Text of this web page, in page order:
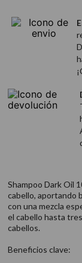
Shampoo Dark Oil
cabello, aportando
con una mezcla
el cabello hasta
cabellos. ​
Beneficios clave: